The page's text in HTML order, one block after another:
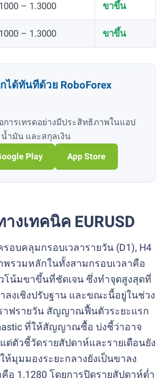
– 1.3000 ขาขึ้น
– 1.3000 ขาขึ้น
ได้ทันทีด้วย RoboForex
ารเทรดอย่างมีประสิทธิภาพในแอป
ำมัน และสกุลเงิน
Play App Store
งเทคนิค EURUSD
อบคลุมกรอบเวลารายวัน (D1), H4
พรวมหลักในทั้งสามกรอบเวลาคือ
โน้มขาขึ้นที่ชัดเจน ซึ่งทำจุดสูงสุดที่
ลงเชิงปรับฐาน และขณะนี้อยู่ในช่วง
าฟรายวัน สัญญาณฟื้นตัวระยะแรก
ที่ให้สัญญาณซื้อ บ่งชี้ว่าอาจ
ต่ตัวชี้วัดรายสัปดาห์และรายเดือนยัง
มุมมองระยะกลางยังเป็นขาลง
อ 1.1280 โดยการปิดรายสัปดาห์ต่ำ